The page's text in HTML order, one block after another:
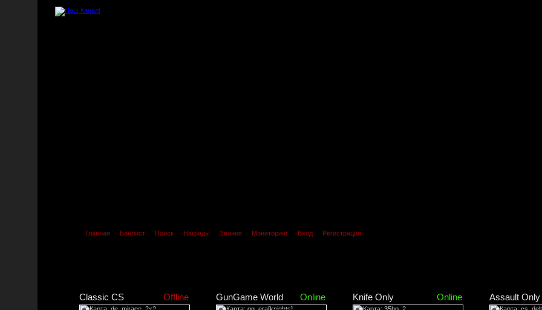
Главная Банлист Поиск Награды Звания Мониторинг Вход Регистрация
Classic CS Offline GunGame World Online Knife Only Online Assault Only